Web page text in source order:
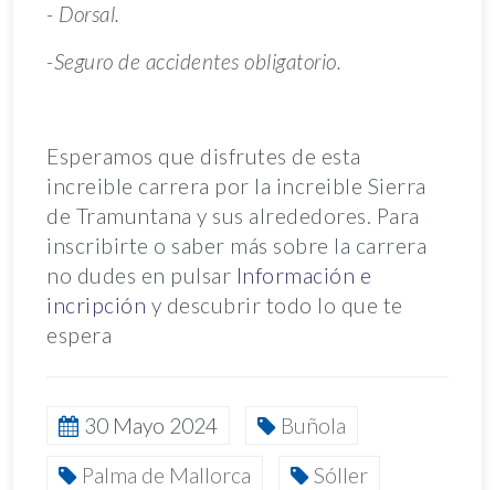
- Dorsal.
-Seguro de accidentes obligatorio.
Esperamos que disfrutes de esta
increible carrera por la increible Sierra
de Tramuntana y sus alrededores. Para
inscribirte o saber más sobre la carrera
no dudes en pulsar Información e
incripción y descubrir todo lo que te
espera
30 Mayo 2024
Buñola
Palma de Mallorca
Sóller